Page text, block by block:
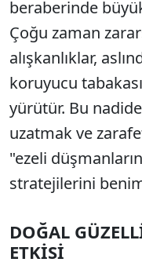
beraberinde
Çoğu zaman
alışkanlıklar,
koruyucu
yürütür. Bu
uzatmak ve
"ezeli
stratejilerini
DOĞAL
ETKİSİ